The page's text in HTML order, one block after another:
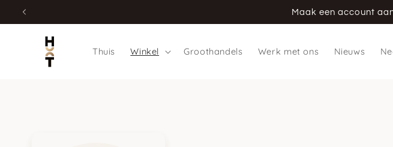
naar de
content
Maak een account
Thuis Winkel Groothandels Werk met ons Nieuws